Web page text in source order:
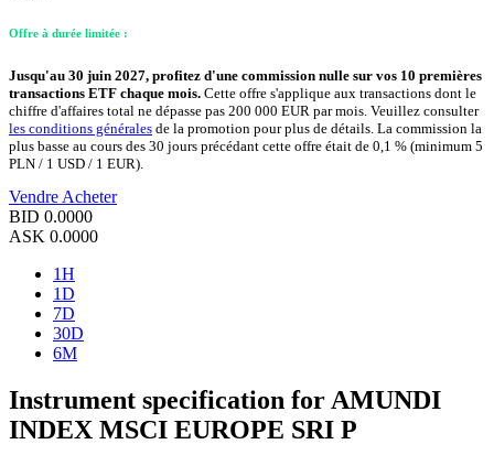
Offre à durée limitée :
Jusqu'au 30 juin 2027, profitez d'une commission nulle sur vos 10 premières
transactions ETF chaque mois. Cette offre s'applique aux transactions dont le
chiffre d'affaires total ne dépasse pas 200 000 EUR par mois. Veuillez consulter
les conditions générales de la promotion pour plus de détails. La commission la
plus basse au cours des 30 jours précédant cette offre était de 0,1 % (minimum 5
PLN / 1 USD / 1 EUR).
Vendre Acheter
BID 0.0000
ASK 0.0000
1H
1D
7D
30D
6M
Instrument specification for AMUNDI
INDEX MSCI EUROPE SRI P